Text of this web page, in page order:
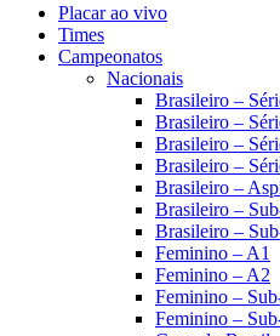
Placar ao vivo
Times
Campeonatos
Nacionais
Brasileiro –
Brasileiro –
Brasileiro –
Brasileiro –
Brasileiro –
Brasileiro –
Brasileiro –
Feminino – A1
Feminino – A2
Feminino –
Feminino –